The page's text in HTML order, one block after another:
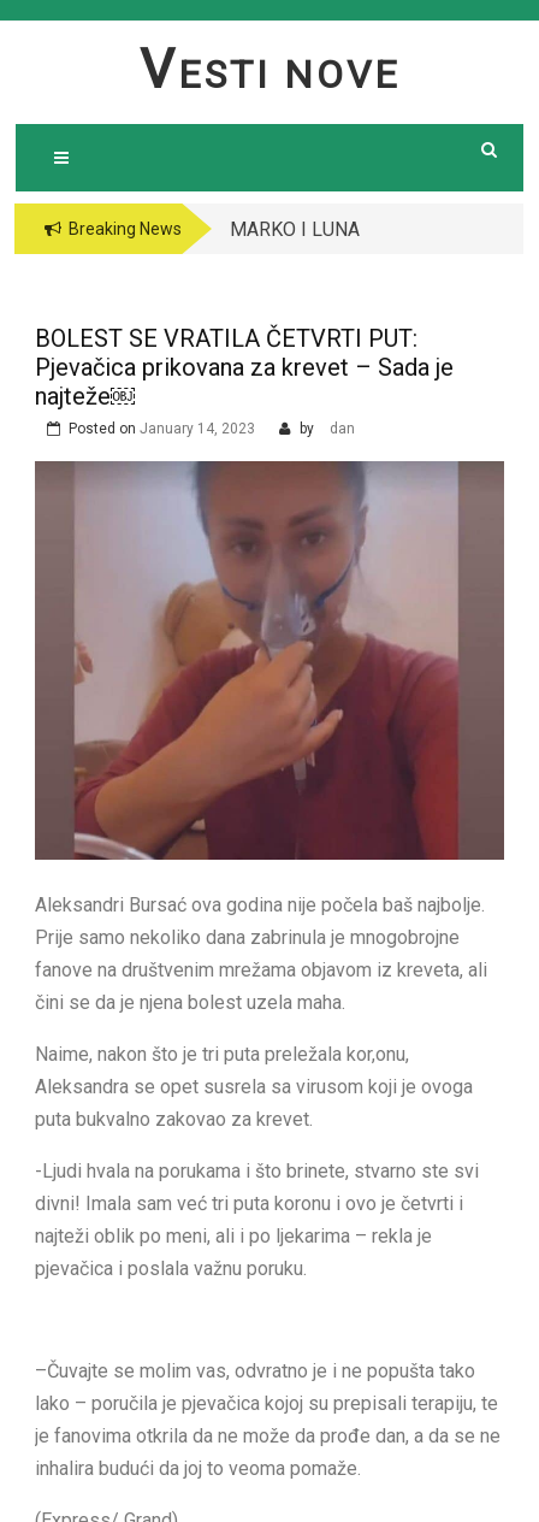
VESTI NOVE
Breaking News
MARKO I LUNA
OBJAVLJENO ŠTA SE
DESILO: Odao ih jedan
detalj, SPREMA SE
BOLEST SE VRATILA ČETVRTI PUT:
Pjevačica prikovana za krevet – Sada je
najteže￼
Posted on January 14, 2023 by dan
Aleksandri Bursać ova godina nije počela baš najbolje.
Prije samo nekoliko dana zabrinula je mnogobrojne
fanove na društvenim mrežama objavom iz kreveta, ali
čini se da je njena bolest uzela maha.
Naime, nakon što je tri puta preležala kor,onu,
Aleksandra se opet susrela sa virusom koji je ovoga
puta bukvalno zakovao za krevet.
-Ljudi hvala na porukama i što brinete, stvarno ste svi
divni! Imala sam već tri puta koronu i ovo je četvrti i
najteži oblik po meni, ali i po ljekarima – rekla je
pjevačica i poslala važnu poruku.
–Čuvajte se molim vas, odvratno je i ne popušta tako
lako – poručila je pjevačica kojoj su prepisali terapiju, te
je fanovima otkrila da ne može da prođe dan, a da se ne
inhalira budući da joj to veoma pomaže.